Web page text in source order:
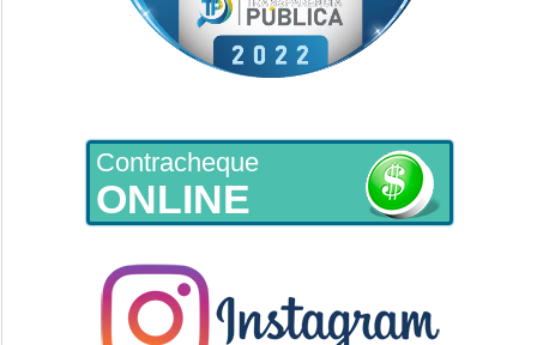
Contracheque
ONLINE